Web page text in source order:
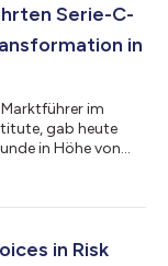
Serie-C-
in
im
gab heute
in Höhe von
Tiger
es Banken und
in Risk